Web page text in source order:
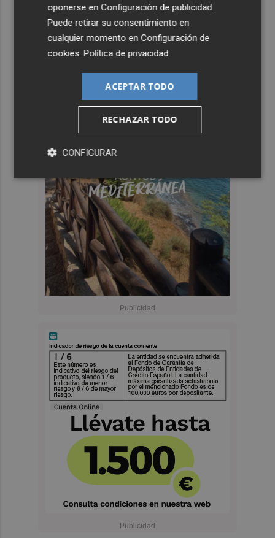
oponerse enConfiguración de publicidad.
Puede retirar su consentimiento en
cualquier momento enConfiguración de
cookies.Política de privacidad
ACEPTAR TODO
RECHAZAR TODO
CONFIGURAR